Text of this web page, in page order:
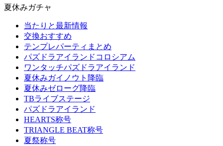
夏休みガチャ
当たりと最新情報
交換おすすめ
テンプレパーティまとめ
パズドラアイランドコロシアム
ワンタッチパズドラアイランド
夏休みガイノウト降臨
夏休みゼローグ降臨
TBライブステージ
パズドラアイランド
HEARTS称号
TRIANGLE BEAT称号
夏祭称号